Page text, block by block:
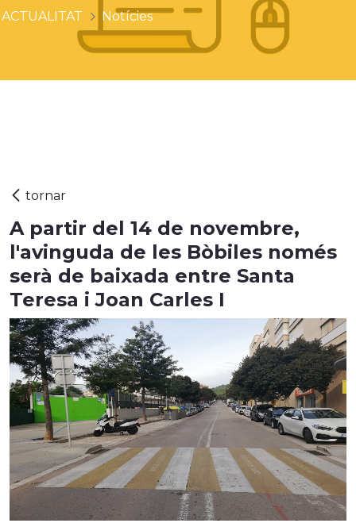
ACTUALITAT Notícies
A partir del 14 de novembre,
l'avinguda de les Bòbiles només
serà de baixada entre Santa
Teresa i Joan Carles I